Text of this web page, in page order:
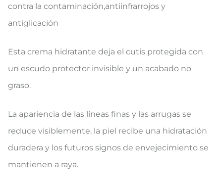
contra la contaminación,antiinfrarrojos y
antiglicación
Esta crema hidratante deja el cutis protegida con
un escudo protector invisible y un acabado no
graso.
La apariencia de las líneas finas y las arrugas se
reduce visiblemente, la piel recibe una hidratación
duradera y los futuros signos de envejecimiento se
mantienen a raya.